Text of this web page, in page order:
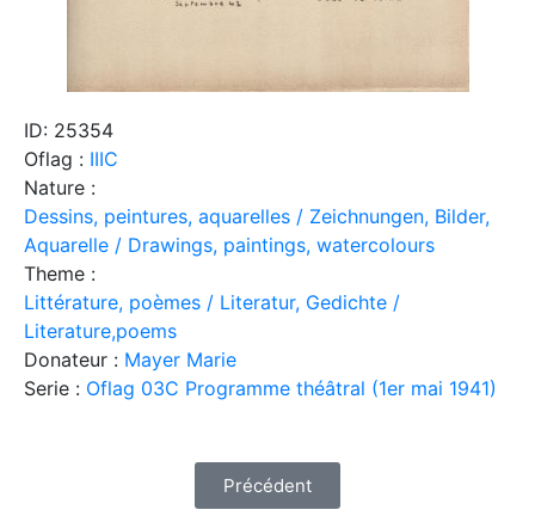
ID: 25354
Oflag : IIIC
Nature :
Dessins, peintures, aquarelles / Zeichnungen, Bilder,
Aquarelle / Drawings, paintings, watercolours
Theme :
Littérature, poèmes / Literatur, Gedichte /
Literature,poems
Donateur : Mayer Marie
Serie : Oflag 03C Programme théâtral (1er mai 1941)
Précédent